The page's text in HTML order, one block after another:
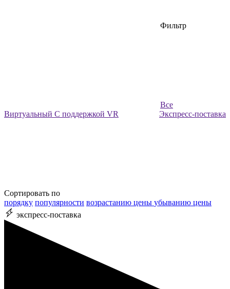
Фильтр
Все
Экспресс-поставка
Виртуальный С поддержкой VR
Сортировать по
порядку популярности возрастанию цены убыванию цены
экспресс-поставка